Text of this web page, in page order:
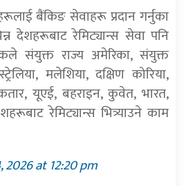
बैंकिङ सेवाहरू प्रदान गर्नुका
देशहरूबाट रेमिट्यान्स सेवा पनि
संयुक्त राज्य अमेरिका, संयुक्त
मलेशिया, दक्षिण कोरिया,
यूएई, बहराइन, कुवेत, भारत,
रेमिट्यान्स भित्र्याउने काम
2026 at 12:20 pm